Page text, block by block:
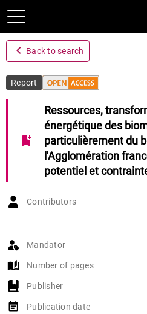
navigate_before Back to search
Report
bookmark_add
Ressources,
énergétique des
particulièrement du
l'Agglomération
potentiel et
Contributors
Mandator
auto_stories Number of pages
Publisher
event_note Publication date